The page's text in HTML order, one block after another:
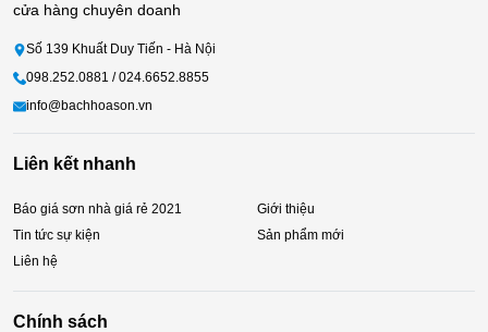
cửa hàng chuyên doanh
Số 139 Khuất Duy Tiến - Hà Nội
098.252.0881 / 024.6652.8855
info@bachhoason.vn
Liên kết nhanh
Báo giá sơn nhà giá rẻ 2021
Giới thiệu
Tin tức sự kiện
Sản phẩm mới
Liên hệ
Chính sách